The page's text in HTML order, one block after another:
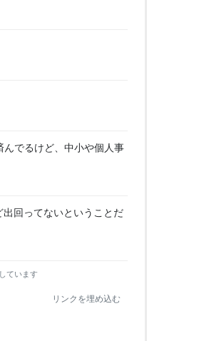
んでるけど、中小や個人事
回ってないということだ
ています
リンクを埋め込む